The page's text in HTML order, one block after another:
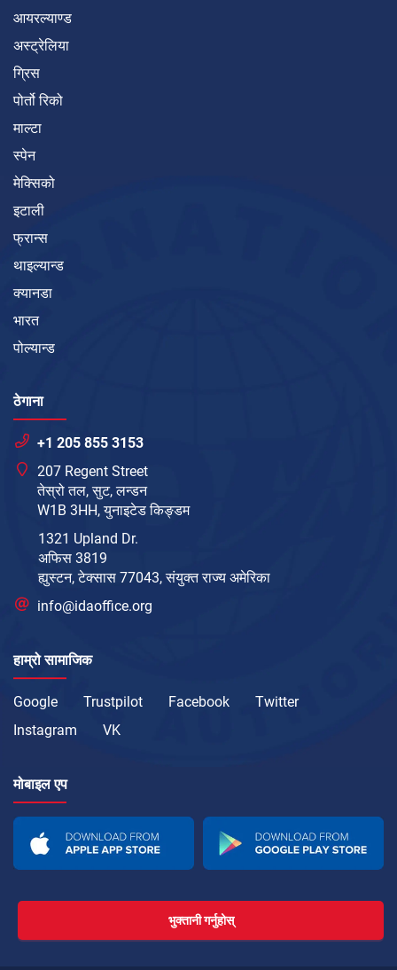
आयरल्याण्ड
अस्ट्रेलिया
ग्रिस
पोर्तो रिको
माल्टा
स्पेन
मेक्सिको
इटाली
फ्रान्स
थाइल्यान्ड
क्यानडा
भारत
पोल्यान्ड
ठेगाना
+1 205 855 3153
207 Regent Street
तेस्रो तल, सुट, लन्डन
W1B 3HH, युनाइटेड किङ्डम
1321 Upland Dr.
अफिस 3819
ह्युस्टन, टेक्सास 77043, संयुक्त राज्य अमेरिका
info@idaoffice.org
हाम्रो सामाजिक
Google Trustpilot Facebook
Twitter
Instagram
VK
मोबाइल एप
भुक्तानी गर्नुहोस्